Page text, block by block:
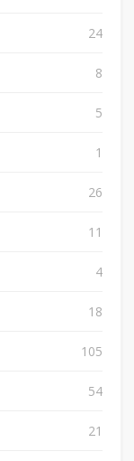
24
8
5
1
26
11
4
18
105
54
21